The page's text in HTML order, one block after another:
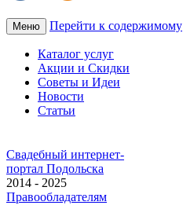
Меню Перейти к содержимому
Каталог услуг
Акции и Скидки
Советы и Идеи
Новости
Статьи
Свадебный интернет-
портал Подольска
2014 - 2025
Правообладателям